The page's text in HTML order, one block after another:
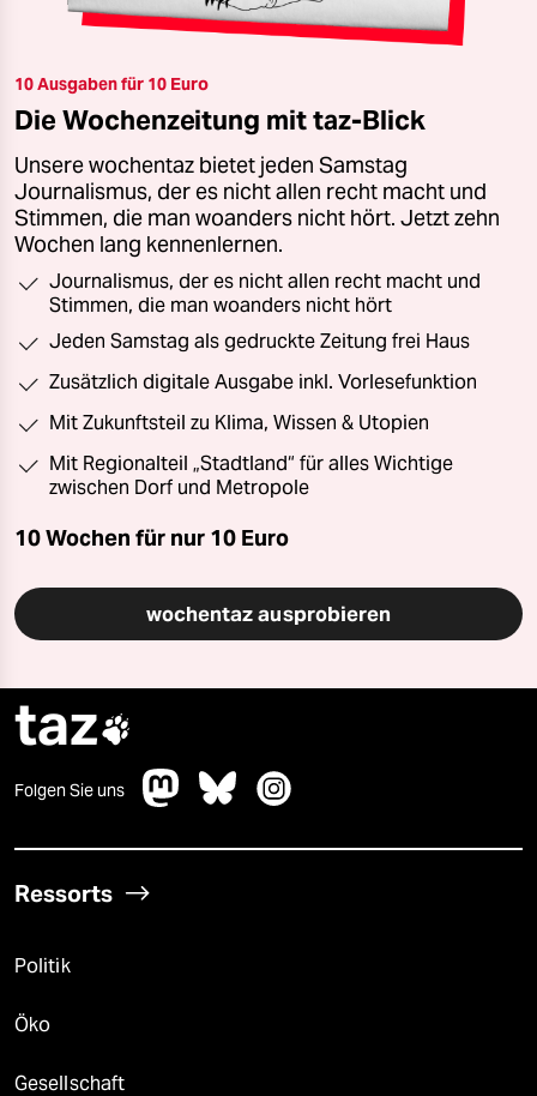
10 Ausgaben für 10 Euro
Die Wochenzeitung mit taz-Blick
Unsere wochentaz bietet jeden Samstag
Journalismus, der es nicht allen recht macht und
Stimmen, die man woanders nicht hört. Jetzt zehn
Wochen lang kennenlernen.
Journalismus, der es nicht allen recht macht und
Stimmen, die man woanders nicht hört
Jeden Samstag als gedruckte Zeitung frei Haus
Zusätzlich digitale Ausgabe inkl. Vorlesefunktion
Mit Zukunftsteil zu Klima, Wissen & Utopien
Mit Regionalteil „Stadtland“ für alles Wichtige
zwischen Dorf und Metropole
10 Wochen für nur 10 Euro
wochentaz ausprobieren
taz
Folgen Sie uns
Ressorts
Politik
Öko
Gesellschaft